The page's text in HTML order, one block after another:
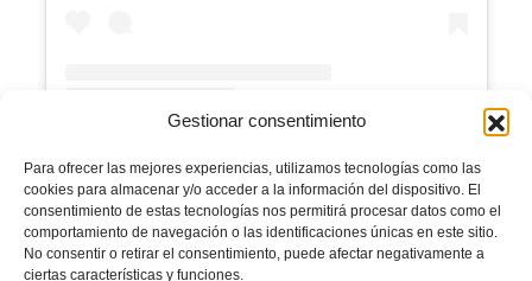
Gestionar consentimiento
Para ofrecer las mejores experiencias, utilizamos tecnologías como las
cookies para almacenar y/o acceder a la información del dispositivo. El
consentimiento de estas tecnologías nos permitirá procesar datos como el
comportamiento de navegación o las identificaciones únicas en este sitio.
No consentir o retirar el consentimiento, puede afectar negativamente a
ciertas características y funciones.
Facebook
TwitterCompartir